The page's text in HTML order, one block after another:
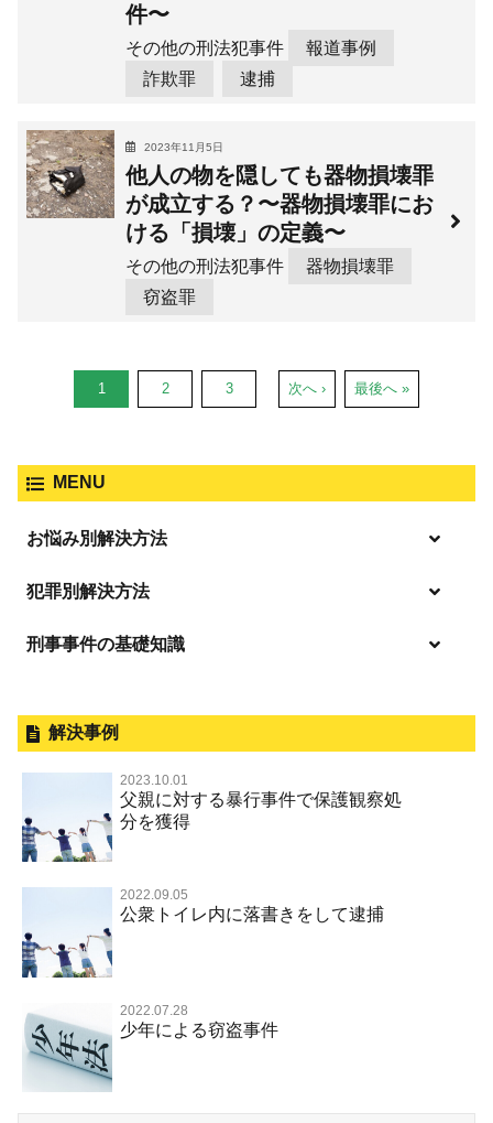
件〜
その他の刑法犯事件
報道事例
詐欺罪
逮捕
2023年11月5日
他人の物を隠しても器物損壊罪
が成立する？〜器物損壊罪にお
ける「損壊」の定義〜
その他の刑法犯事件
器物損壊罪
窃盗罪
1 2 3 次へ › 最後へ »
MENU
お悩み別解決方法
逮捕の不安や悩み
無実・無罪を証明してほしい
示談で解決してほしい
執行猶予にしてほしい
事件のことを秘密にしたい
被害届・告訴・告発されたら
犯罪別解決方法
事件別－暴力事件
過失致死・過失傷害
器物損壊
脅迫・強要
業務妨害罪
公務執行妨害罪
逮捕・監禁
暴行・傷害
略取・誘拐・人身売買
性犯罪 TOP
淫行・援助交際（児童買春、淫行条例、児童福祉法違反）
不同意性交等罪（旧 強制性交等罪，準強制性交等罪），
監護者性交等罪
不同意わいせつ（旧 強制わいせつ，準強制わいせつ）
公然わいせつ罪，わいせつ物頒布等罪，淫行勧誘罪
児童ポルノ リベンジポルノ
盗撮，のぞき行為
事件別－財産犯
財産犯 TOP
横領 背任
窃盗罪
恐喝
盗品売買・譲り受け等
事件別－薬物事件
薬物事件 TOP
覚せい剤
危険ドラッグ
大麻
麻薬及び向精神薬
事件別－交通違反・交通事故
交通違反・交通事故 TOP
交通事故 交通違反と刑事事件
自転車事故
人身事故・死亡事故
無免許運転
その他 TOP
児童虐待・保護責任者遺棄
住居侵入等
銃刀法違反
刑事事件の基礎知識
刑事裁判の概要・手続
公務員の逮捕・刑事事件
控訴・上告
国選弁護士と私選弁護士の違い
司法取引・刑事免責
取調べの注意点
少年事件の手続と特色
少年事件の処分
解決事例
2023.10.01
父親に対する暴行事件で保護観察処
分を獲得
2022.09.05
公衆トイレ内に落書きをして逮捕
2022.07.28
少年による窃盗事件